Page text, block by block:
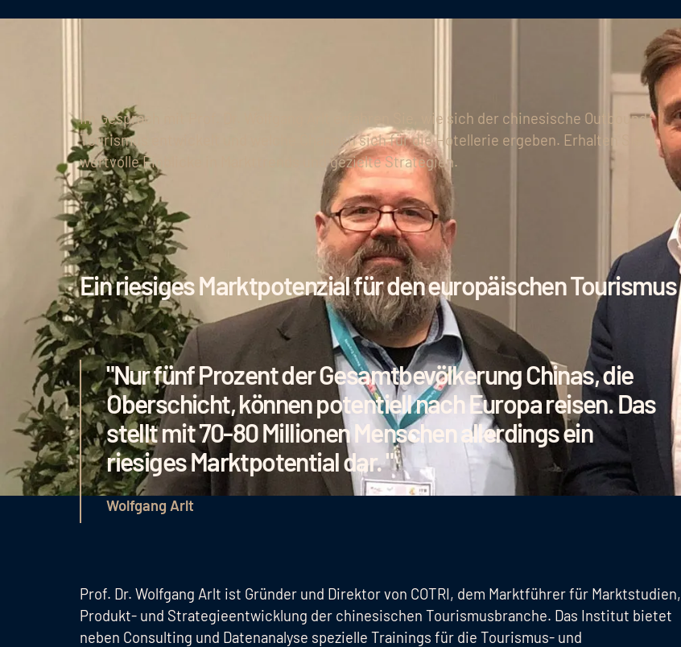
Im Gespräch mit Prof. Dr. Wolfgang Arlt erfahren Sie, wie sich der chinesische Outbound-
Tourismus entwickelt und welche Chancen sich für die Hotellerie ergeben. Erhalten Sie
wertvolle Einblicke in Markttrends und gezielte Strategien.
Ein riesiges Marktpotenzial für den europäischen Tourismus
"Nur fünf Prozent der Gesamtbevölkerung Chinas, die
Oberschicht, können potentiell nach Europa reisen. Das
stellt mit 70-80 Millionen Menschen allerdings ein
riesiges Marktpotential dar. "
Wolfgang Arlt
Prof. Dr. Wolfgang Arlt ist Gründer und Direktor von COTRI, dem Marktführer für Marktstudien,
Produkt- und Strategieentwicklung der chinesischen Tourismusbranche. Das Institut bietet
neben Consulting und Datenanalyse spezielle Trainings für die Tourismus- und